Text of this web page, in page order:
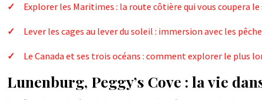
Explorer les Maritimes : la route côtière qui vous coupera
Lever les cages au lever du soleil : immersion avec les
Le Canada et ses trois océans : comment explorer le plus
Lunenburg, Peggy’s Cove : la vie